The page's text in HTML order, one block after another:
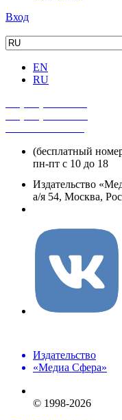
Вход
EN
RU
(бесплатный
пн-пт с 10 до 18
Издательство
а/я 54, Москва,
Издательство
«Медиа Сфера»
© 1998-2026